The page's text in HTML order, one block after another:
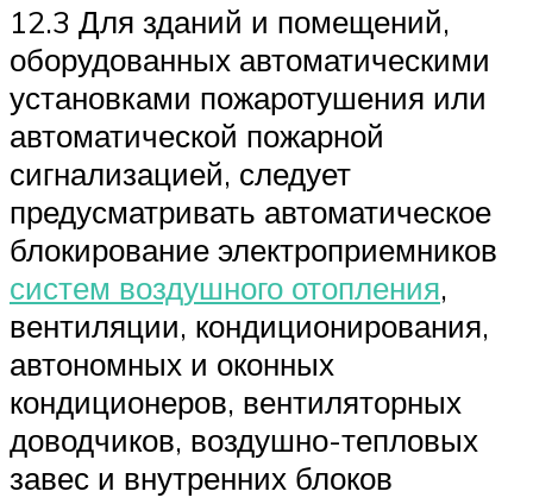
12.3 Для зданий и помещений,
оборудованных автоматическими
установками пожаротушения или
автоматической пожарной
сигнализацией, следует
предусматривать автоматическое
блокирование электроприемников
систем воздушного отопления,
вентиляции, кондиционирования,
автономных и оконных
кондиционеров, вентиляторных
доводчиков, воздушно-тепловых
завес и внутренних блоков